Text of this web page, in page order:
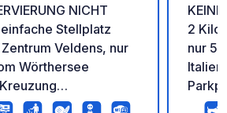
NICHT
Stellplatz
Veldens, nur
Wörthersee
und verfügt
2
nur 5